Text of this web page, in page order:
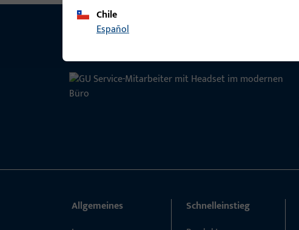
Chile
Español
Allgemeines
Schnelleinstieg